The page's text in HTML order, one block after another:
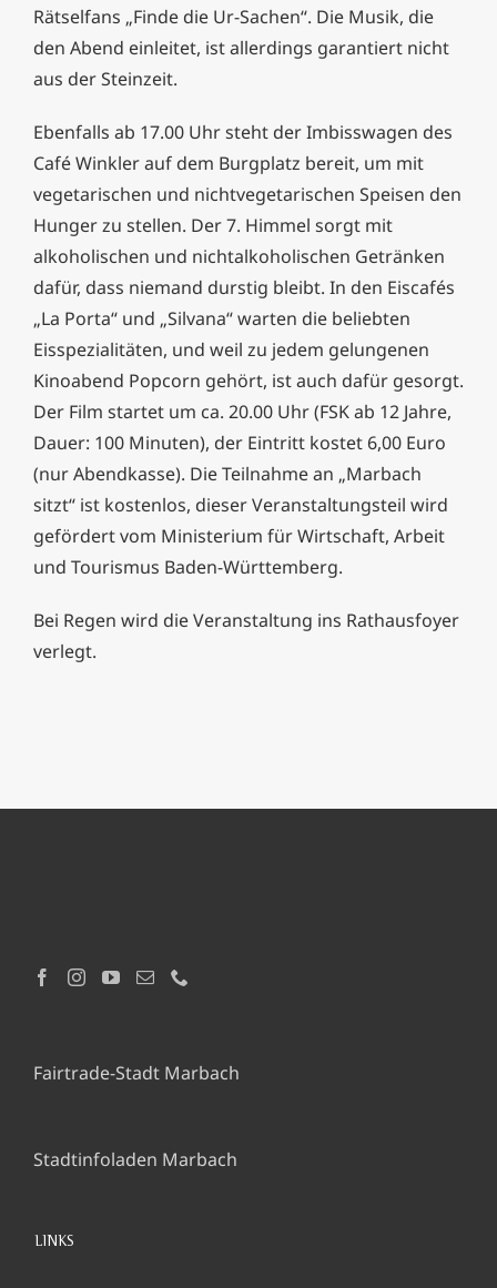
Rätselfans „Finde die Ur-Sachen“. Die Musik, die
den Abend einleitet, ist allerdings garantiert nicht
aus der Steinzeit.
Ebenfalls ab 17.00 Uhr steht der Imbisswagen des
Café Winkler auf dem Burgplatz bereit, um mit
vegetarischen und nichtvegetarischen Speisen den
Hunger zu stellen. Der 7. Himmel sorgt mit
alkoholischen und nichtalkoholischen Getränken
dafür, dass niemand durstig bleibt. In den Eiscafés
„La Porta“ und „Silvana“ warten die beliebten
Eisspezialitäten, und weil zu jedem gelungenen
Kinoabend Popcorn gehört, ist auch dafür gesorgt.
Der Film startet um ca. 20.00 Uhr (FSK ab 12 Jahre,
Dauer: 100 Minuten), der Eintritt kostet 6,00 Euro
(nur Abendkasse). Die Teilnahme an „Marbach
sitzt“ ist kostenlos, dieser Veranstaltungsteil wird
gefördert vom Ministerium für Wirtschaft, Arbeit
und Tourismus Baden-Württemberg.
Bei Regen wird die Veranstaltung ins Rathausfoyer
verlegt.
Fairtrade-Stadt Marbach
Stadtinfoladen Marbach
LINKS